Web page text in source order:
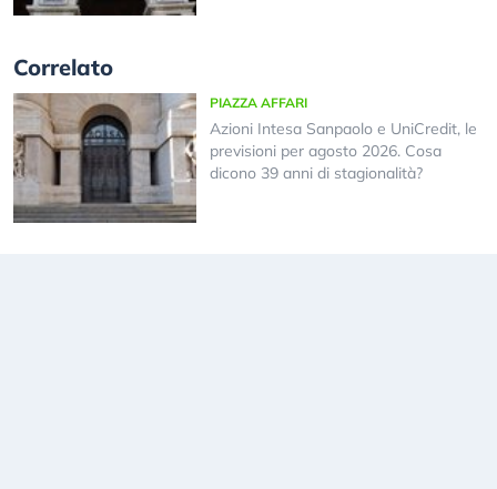
Correlato
PIAZZA AFFARI
Azioni Intesa Sanpaolo e UniCredit, le
previsioni per agosto 2026. Cosa
dicono 39 anni di stagionalità?